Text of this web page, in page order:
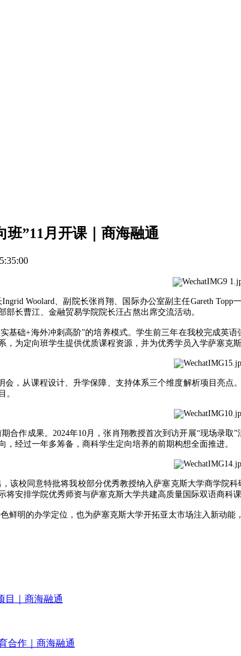
”11月开课｜商海融通
Woolard、副院长张肖翔、国际办公室副主任Gareth
长曹江、金融贸易学院院长汪占熬出席交流活动。
基础+海外冲刺高阶”的培养模式。学生前三年在我校完成
为定向班学生提供优质课程资源，并为优秀学员入学萨塞克
会，从课程设计、升学保障、支持体系三个维度解析项目亮
。
合作成果。2024年10月，张肖翔教授首次到访开展“现场录
经过一年多筹备，商科学生定向培养的前期构想全面推进。
该校同意特批将我校部分优秀教授纳入萨塞克斯大学商学院
安排学院优秀师资与萨塞克斯大学共建高质量国际双语商科
鲜明的办学定位，也为萨塞克斯大学开拓亚太市场注入新动能
目｜商海融通
合作｜商海融通